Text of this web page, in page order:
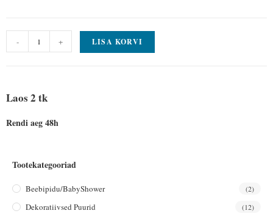
- + LISA KORVI
Laos 2 tk
Rendi aeg 48h
Tootekategooriad
Beebipidu/BabyShower (2)
Dekoratiivsed Puurid (12)